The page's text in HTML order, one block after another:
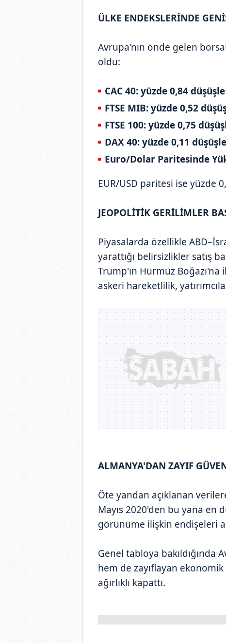
ÜLKE ENDEKSLERİNDE
Avrupa'nın önde gelen
oldu:
CAC 40: yüzde 0,84
FTSE MIB: yüzde 0,52
FTSE 100: yüzde 0,75
DAX 40: yüzde 0,11
Euro/Dolar Paritesinde
EUR/USD paritesi ise yüzde
JEOPOLİTİK GERİLİMLER
Piyasalarda özellikle
yarattığı belirsizlikler satış
Trump'ın Hürmüz Boğazı'na
askeri hareketlilik,
ALMANYA'DAN ZAYIF
Öte yandan açıklanan
Mayıs 2020'den bu yana en
görünüme ilişkin endişeleri
Genel tabloya bakıldığında
hem de zayıflayan
ağırlıklı kapattı.